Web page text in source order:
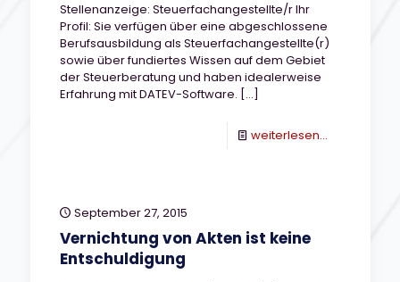
Stellenanzeige: Steuerfachangestellte/r Ihr
Profil: Sie verfügen über eine abgeschlossene
Berufsausbildung als Steuerfachangestellte(r)
sowie über fundiertes Wissen auf dem Gebiet
der Steuerberatung und haben idealerweise
Erfahrung mit DATEV-Software. […]
weiterlesen...-
September 27, 2015
Vernichtung von Akten ist keine
Entschuldigung